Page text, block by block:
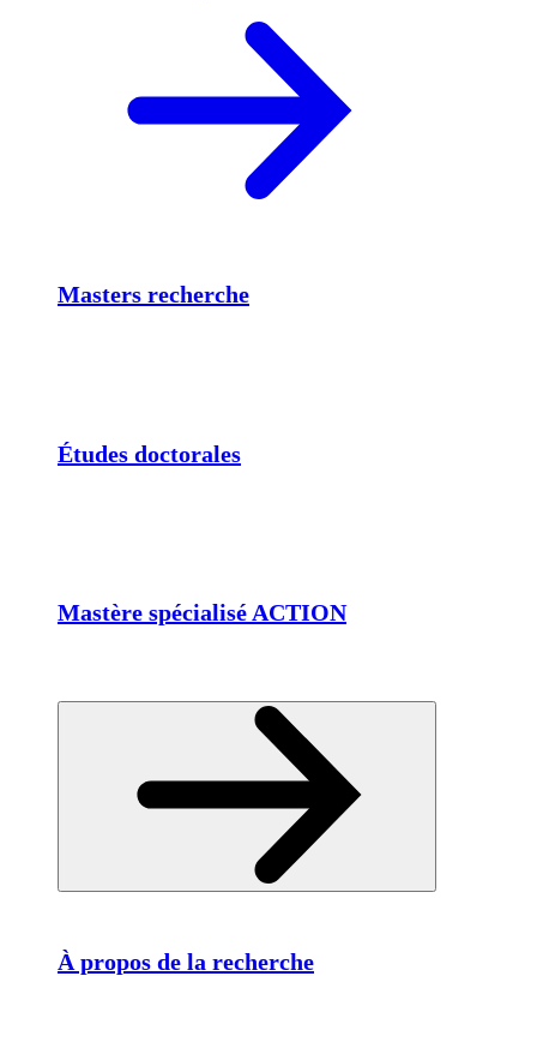
Masters recherche
Études doctorales
Mastère spécialisé ACTION
À propos de la recherche